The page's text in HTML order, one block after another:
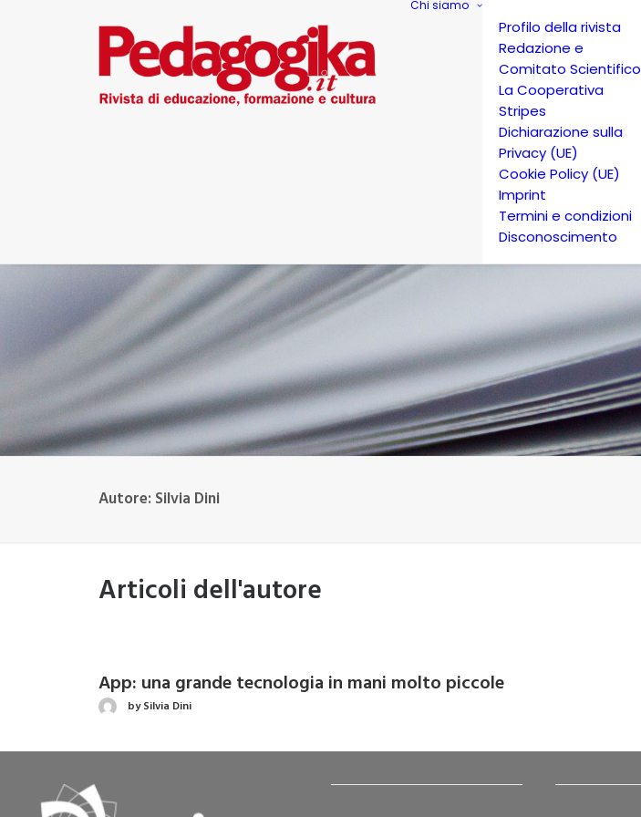
Chi siamo
Profilo della rivista
Redazione e
Comitato Scientifico
La Cooperativa
Stripes
Dichiarazione sulla
Privacy (UE)
Cookie Policy (UE)
Imprint
Termini e condizioni
Disconoscimento
Autore: Silvia Dini
Articoli dell'autore
App: una grande tecnologia in mani molto piccole
by Silvia Dini